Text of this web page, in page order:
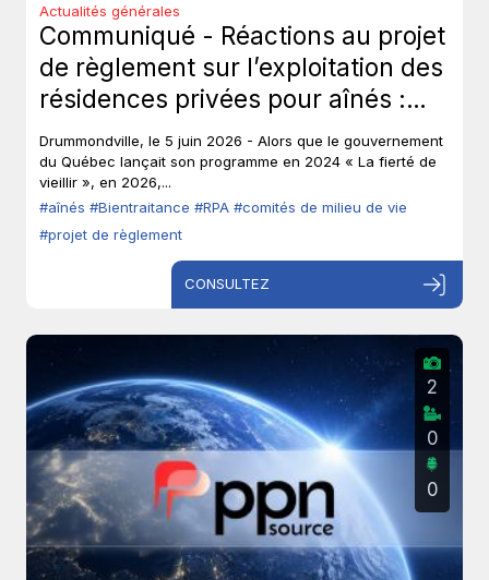
Actualités générales
Communiqué - Réactions au projet
de règlement sur l’exploitation des
résidences privées pour aînés :
Les aînés ont-ils toujours leur droit
de parole?
Drummondville, le 5 juin 2026 - Alors que le gouvernement
du Québec lançait son programme en 2024 « La fierté de
vieillir », en 2026,...
#aînés #Bientraitance #RPA #comités de milieu de vie
#projet de règlement
CONSULTEZ
2
0
0